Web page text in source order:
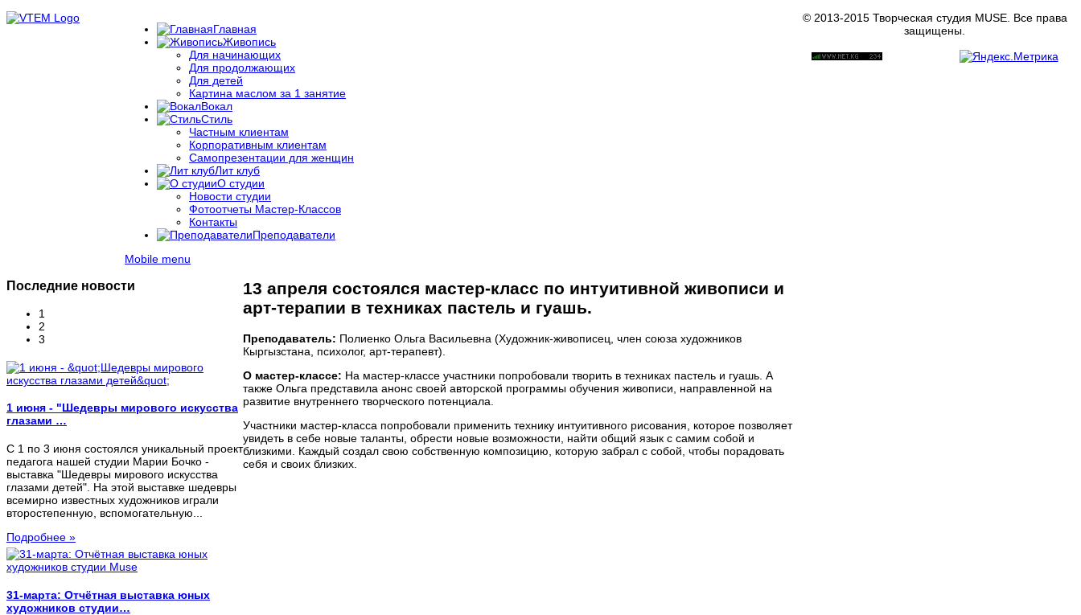
Главная
Живопись
Для начинающих
Для продолжающих
Для детей
Картина маслом за 1 занятие
Вокал
Стиль
Частным клиентам
Корпоративным клиентам
Самопрезентации для женщин
Лит клуб
О студии
Новости студии
Фотоотчеты Мастер-Классов
Контакты
Преподаватели
Mobile menu
Последние новости
1
2
3
1 июня - "Шедевры мирового искусства
глазами …
C 1 по 3 июня состоялся уникальный проект
педагога нашей студии Марии Бочко -
выставка "Шедевры мирового искусства
глазами детей". На этой выставке шедевры
всемирно известных художников играли
второстепенную, вспомогательную...
Подробнее »
31-марта: Отчётная выставка юных
художников студии…
13 апреля состоялся мастер-класс по интуитивной живописи и
арт-терапии в техниках пастель и гуашь.
Преподаватель: Полиенко Ольга Васильевна (Художник-живописец, член союза художников
Кыргызстана, психолог, арт-терапевт).
О мастер-классе: На мастер-классе участники попробовали творить в техниках пастель и гуашь. А
также Ольга представила анонс своей авторской программы обучения живописи, направленной на
развитие внутреннего творческого потенциала.
Участники мастер-класса попробовали применить технику интуитивного рисования, которое позволяет
увидеть в себе новые таланты, обрести новые возможности, найти общий язык с самим собой и
близкими. Каждый создал свою собственную композицию, которую забрал с собой, чтобы порадовать
себя и своих близких.
© 2013-2015 Творческая студия MUSE. Все права
защищены.